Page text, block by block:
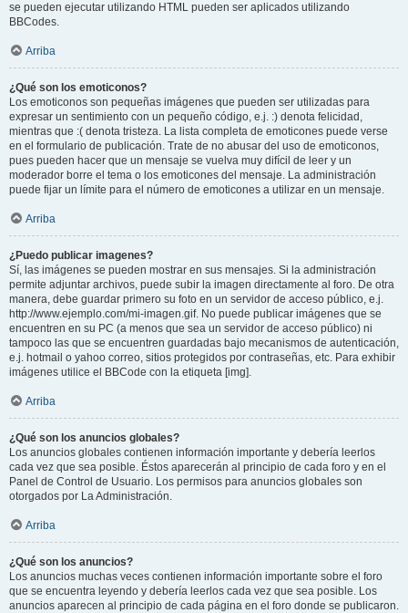
se pueden ejecutar utilizando HTML pueden ser aplicados utilizando
BBCodes.
Arriba
¿Qué son los emoticonos?
Los emoticonos son pequeñas imágenes que pueden ser utilizadas para
expresar un sentimiento con un pequeño código, e.j. :) denota felicidad,
mientras que :( denota tristeza. La lista completa de emoticones puede verse
en el formulario de publicación. Trate de no abusar del uso de emoticonos,
pues pueden hacer que un mensaje se vuelva muy difícil de leer y un
moderador borre el tema o los emoticones del mensaje. La administración
puede fijar un límite para el número de emoticones a utilizar en un mensaje.
Arriba
¿Puedo publicar imagenes?
Sí, las imágenes se pueden mostrar en sus mensajes. Si la administración
permite adjuntar archivos, puede subir la imagen directamente al foro. De otra
manera, debe guardar primero su foto en un servidor de acceso público, e.j.
http://www.ejemplo.com/mi-imagen.gif. No puede publicar imágenes que se
encuentren en su PC (a menos que sea un servidor de acceso público) ni
tampoco las que se encuentren guardadas bajo mecanismos de autenticación,
e.j. hotmail o yahoo correo, sitios protegidos por contraseñas, etc. Para exhibir
imágenes utilice el BBCode con la etiqueta [img].
Arriba
¿Qué son los anuncios globales?
Los anuncios globales contienen información importante y debería leerlos
cada vez que sea posible. Éstos aparecerán al principio de cada foro y en el
Panel de Control de Usuario. Los permisos para anuncios globales son
otorgados por La Administración.
Arriba
¿Qué son los anuncios?
Los anuncios muchas veces contienen información importante sobre el foro
que se encuentra leyendo y debería leerlos cada vez que sea posible. Los
anuncios aparecen al principio de cada página en el foro donde se publicaron.